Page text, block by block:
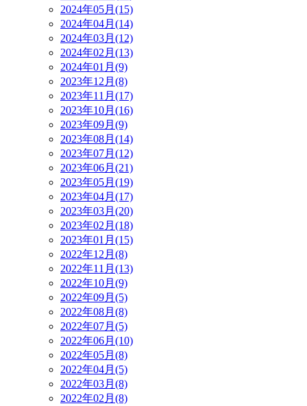
2024年05月(15)
2024年04月(14)
2024年03月(12)
2024年02月(13)
2024年01月(9)
2023年12月(8)
2023年11月(17)
2023年10月(16)
2023年09月(9)
2023年08月(14)
2023年07月(12)
2023年06月(21)
2023年05月(19)
2023年04月(17)
2023年03月(20)
2023年02月(18)
2023年01月(15)
2022年12月(8)
2022年11月(13)
2022年10月(9)
2022年09月(5)
2022年08月(8)
2022年07月(5)
2022年06月(10)
2022年05月(8)
2022年04月(5)
2022年03月(8)
2022年02月(8)